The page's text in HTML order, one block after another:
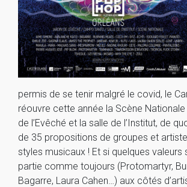
permis de se tenir malgré le covid, le
réouvre cette année la Scène
de l’Evêché et la salle de l’Institut, de
de 35 propositions de groupes et
styles musicaux ! Et si quelques valeurs
partie comme toujours (Protomartyr,
Bagarre, Laura Cahen…) aux côtés